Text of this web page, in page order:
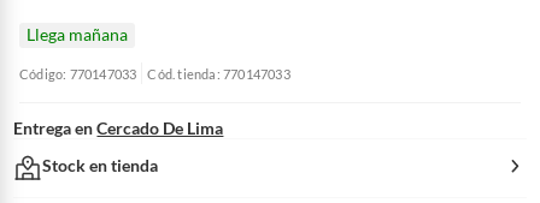
Llega mañana
Código: 770147033 Cód. tienda: 770147033
Entrega en Cercado De Lima
Stock en tienda